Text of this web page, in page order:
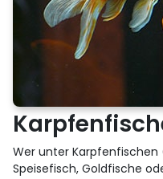
Wer unter Karpfenfischen
Speisefisch, Goldfische